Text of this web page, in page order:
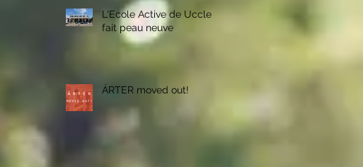
L'Ecole Active de Uccle
fait peau neuve
ÁRTER moved out!